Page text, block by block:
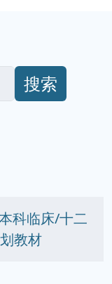
搜索
科临床/十二
教材